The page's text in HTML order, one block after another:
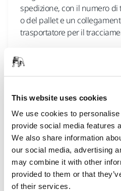
This website uses cookies
We use cookies to
provide social media features
We also share information
our social media, advertising
may combine it with other
provided to them or that
of their services.
spedizione, con il numero
o del pallet e un
trasportatore per il
mio ordine?
Per i pacchi, il tempo di
compreso tra 48h-72h a
e per i pallet tra 3 e 5 giorni,
dall'ora della conferma
consegna stimato è fornito
Qualsiasi ritardo nella